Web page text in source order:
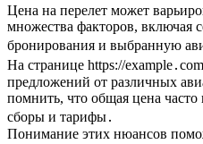
Цена на перелет может
множества факторов, включая
бронирования и выбранную
На странице https://
предложений от различных
помнить, что общая цена
сборы и тарифы․
Понимание этих нюансов